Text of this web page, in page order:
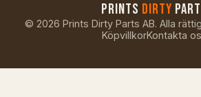
PRINTS DIRTY
© 2026 Prints Dirty Parts AB. Alla
KöpvillkorKontakta